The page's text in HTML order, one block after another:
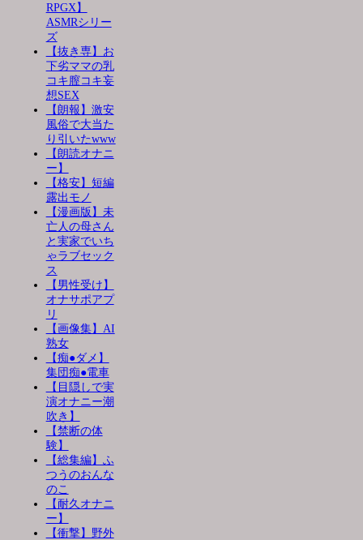
RPGX】
ASMRシリー
ズ
【抜き専】お
下劣ママの乳
コキ膣コキ妄
想SEX
【朗報】激安
風俗で大当た
り引いたwww
【朗読オナニ
ー】
【格安】短編
露出モノ
【漫画版】未
亡人の母さん
と実家でいち
ゃラブセック
ス
【男性受け】
オナサポアプ
リ
【画像集】AI
熟女
【痴●ダメ】
集団痴●電車
【目隠しで実
演オナニー潮
吹き】
【禁断の体
験】
【総集編】ふ
つうのおんな
のこ
【耐久オナニ
ー】
【衝撃】野外